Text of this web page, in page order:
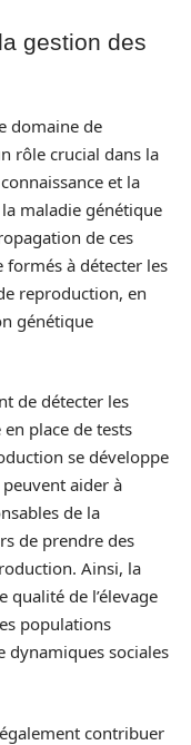
gestion des
domaine de
rôle crucial dans la
et la
maladie génétique
de ces
à détecter les
reproduction, en
génétique
de détecter les
place de tests
se développe
aider à
de la
de prendre des
Ainsi, la
qualité de l’élevage
populations
dynamiques sociales
contribuer